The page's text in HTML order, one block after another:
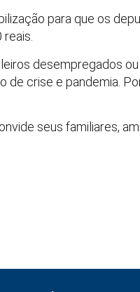
para que os
reais.
desempregados
de crise e pandemia.
seus familiares,